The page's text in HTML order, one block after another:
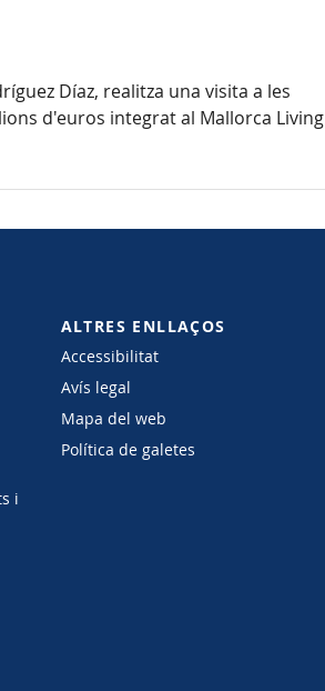
Díaz, realitza una visita a les
d'euros integrat al Mallorca Living
i
ALTRES ENLLAÇOS
Accessibilitat
Avís legal
Mapa del web
Política de galetes